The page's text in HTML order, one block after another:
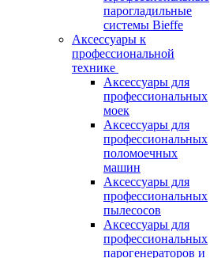
парогладильные
системы Bieffe
Аксессуары к
профессиональной
технике
Аксессуары для
профессиональных
моек
Аксессуары для
профессиональных
поломоечных
машин
Аксессуары для
профессиональных
пылесосов
Аксессуары для
профессиональных
парогенераторов и